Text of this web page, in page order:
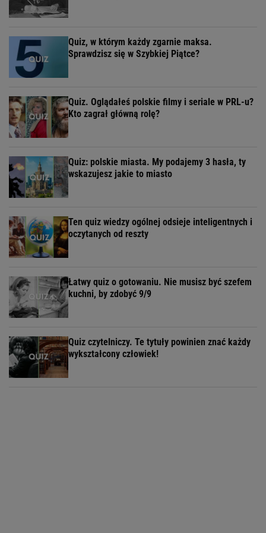
Quiz, w którym każdy zgarnie maksa.
Sprawdzisz się w Szybkiej Piątce?
Quiz. Oglądałeś polskie filmy i seriale w PRL-u?
Kto zagrał główną rolę?
Quiz: polskie miasta. My podajemy 3 hasła, ty
wskazujesz jakie to miasto
Ten quiz wiedzy ogólnej odsieje inteligentnych i
oczytanych od reszty
Łatwy quiz o gotowaniu. Nie musisz być szefem
kuchni, by zdobyć 9/9
Quiz czytelniczy. Te tytuły powinien znać każdy
wykształcony człowiek!